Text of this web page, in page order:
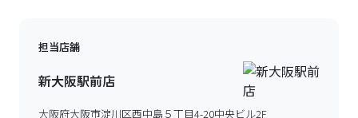
担当店舗
新大阪駅前店
大阪府大阪市淀川区西中島５丁目4-20中央ビル2F